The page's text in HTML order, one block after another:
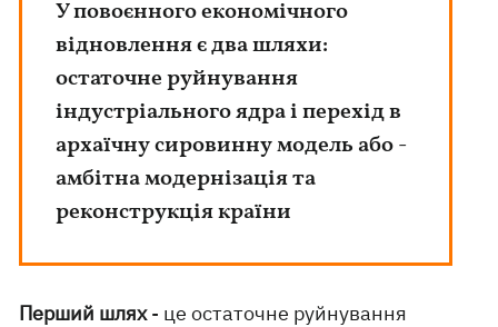
У повоєнного економічного
відновлення є два шляхи:
остаточне руйнування
індустріального ядра і перехід в
архаїчну сировинну модель або -
амбітна модернізація та
реконструкція країни
Перший шлях- це остаточне руйнування